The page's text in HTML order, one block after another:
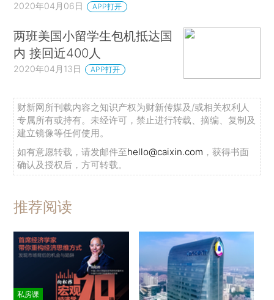
2020年04月06日 APP打开
两班美国小留学生包机抵达国
内 接回近400人
2020年04月13日 APP打开
财新网所刊载内容之知识产权为财新传媒及/或相关权利人
专属所有或持有。未经许可，禁止进行转载、摘编、复制及
建立镜像等任何使用。
如有意愿转载，请发邮件至hello@caixin.com ，获得书面
确认及授权后，方可转载。
推荐阅读
私房课